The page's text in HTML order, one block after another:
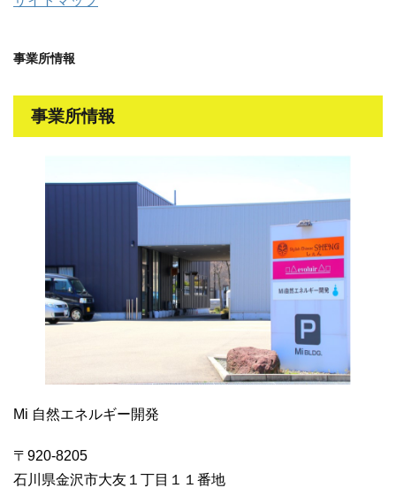
事業所情報
事業所情報
Mi 自然エネルギー開発
〒920-8205
石川県金沢市大友１丁目１１番地